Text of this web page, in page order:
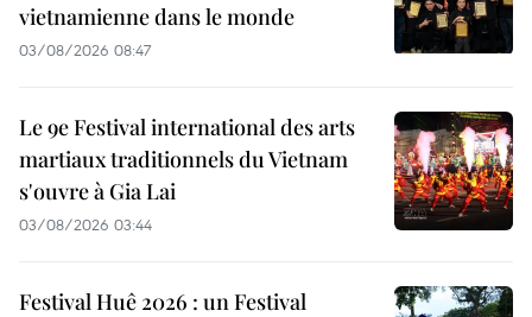
vietnamienne dans le monde
03/08/2026 08:47
Le 9e Festival international des arts
martiaux traditionnels du Vietnam
s'ouvre à Gia Lai
03/08/2026 03:44
Festival Huê 2026 : un Festival